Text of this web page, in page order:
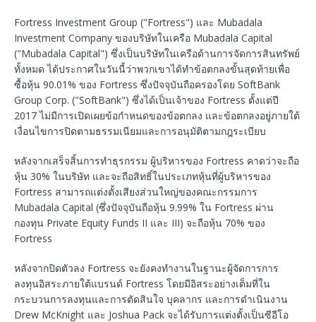
Fortress Investment Group ("Fortress") และ Mubadala
Investment Company ของบริษัทในเครือ Mubadala Capital
("Mubadala Capital") ซึ่งเป็นบริษัทในเครือด้านการจัดการสินทรัพย์
ทั้งหมด ได้ประกาศในวันนี้ว่าพวกเขาได้ทำข้อตกลงขั้นสุดท้ายเพื่อ
ซื้อหุ้น 90.01% ของ Fortress ซึ่งปัจจุบันถือครองโดย SoftBank
Group Corp. ("SoftBank") ซึ่งได้เป็นเจ้าของ Fortress ตั้งแต่ปี
2017 ไม่มีการเปิดเผยข้อกำหนดของข้อตกลง และข้อตกลงอยู่ภายใต้
เงื่อนไขการปิดตามธรรมเนียมและการอนุมัติตามกฎระเบียบ
หลังจากเสร็จสิ้นการทำธุรกรรม ผู้บริหารของ Fortress คาดว่าจะถือ
หุ้น 30% ในบริษัท และจะถือสิทธิ์ในประเภทหุ้นที่ผู้บริหารของ
Fortress สามารถแต่งตั้งเสียงส่วนใหญ่ของคณะกรรมการ
Mubadala Capital (ซึ่งปัจจุบันถือหุ้น 9.99% ใน Fortress ผ่าน
กองทุน Private Equity Funds II และ III) จะถือหุ้น 70% ของ
Fortress
หลังจากปิดตัวลง Fortress จะยังคงทำงานในฐานะผู้จัดการการ
ลงทุนอิสระภายใต้แบรนด์ Fortress โดยมีอิสระอย่างเต็มที่ใน
กระบวนการลงทุนและการตัดสินใจ บุคลากร และการดำเนินงาน
Drew McKnight และ Joshua Pack จะได้รับการแต่งตั้งเป็นซีอีโอ